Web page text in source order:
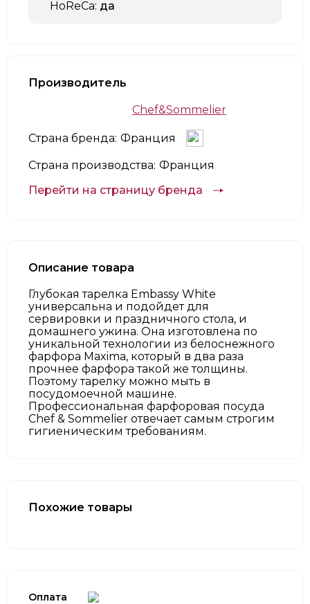
HoReCa: да
Производитель
Chef&Sommelier
Страна бренда: Франция
Страна производства: Франция
Перейти на страницу бренда
Описание товара
Глубокая тарелка Embassy White
универсальна и подойдет для
сервировки и праздничного стола, и
домашнего ужина. Она изготовлена по
уникальной технологии из белоснежного
фарфора Maxima, который в два раза
прочнее фарфора такой же толщины.
Поэтому тарелку можно мыть в
посудомоечной машине.
Профессиональная фарфоровая посуда
Chef & Sommelier отвечает самым строгим
гигиеническим требованиям.
Похожие товары
Оплата